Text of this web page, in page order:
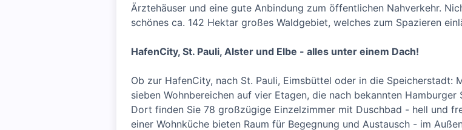
Ärztehäuser und eine gute Anbindung zum öffentlichen Nahverkehr.
schönes ca. 142 Hektar großes Waldgebiet, welches zum Spazieren
HafenCity, St. Pauli, Alster und Elbe - alles unter einem Dach!
Ob zur HafenCity, nach St. Pauli, Eimsbüttel oder in die Speicherstadt:
sieben Wohnbereichen auf vier Etagen, die nach bekannten
Dort finden Sie 78 großzügige Einzelzimmer mit Duschbad - hell und
einer Wohnküche bieten Raum für Begegnung und Austausch - im